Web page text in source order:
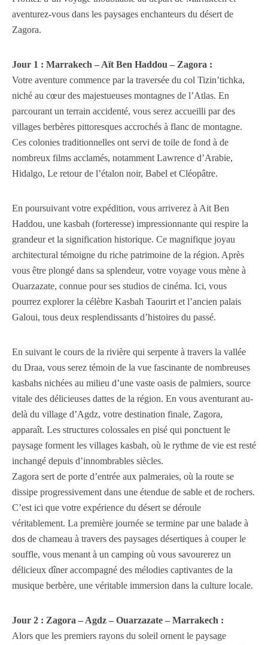
aventurez-vous dans les paysages enchanteurs du désert de
Zagora.
Jour 1 : Marrakech – Aït Ben Haddou – Zagora :
Votre aventure commence par la traversée du col Tizin’tichka,
niché au cœur des majestueuses montagnes de l’Atlas. En
parcourant un terrain accidenté, vous serez accueilli par des
villages berbères pittoresques accrochés à flanc de montagne.
Ces colonies traditionnelles ont servi de toile de fond à de
nombreux films acclamés, notamment Lawrence d’Arabie,
Hidalgo, Le retour de l’étalon noir, Babel et Cléopâtre.
En poursuivant votre expédition, vous arriverez à Ait Ben
Haddou, une kasbah (forteresse) impressionnante qui respire la
grandeur et la signification historique. Ce magnifique joyau
architectural témoigne du riche patrimoine de la région. Après
vous être plongé dans sa splendeur, votre voyage vous mène à
Ouarzazate, connue pour ses studios de cinéma. Ici, vous
pourrez explorer la célèbre Kasbah Taourirt et l’ancien palais
Galoui, tous deux resplendissants d’histoires du passé.
En suivant le cours de la rivière qui serpente à travers la vallée
du Draa, vous serez témoin de la vue fascinante de nombreuses
kasbahs nichées au milieu d’une vaste oasis de palmiers, source
vitale des délicieuses dattes de la région. En vous aventurant au-
delà du village d’Agdz, votre destination finale, Zagora,
apparaît. Les structures colossales en pisé qui ponctuent le
paysage forment les villages kasbah, où le rythme de vie est resté
inchangé depuis d’innombrables siècles.
Zagora sert de porte d’entrée aux palmeraies, où la route se
dissipe progressivement dans une étendue de sable et de rochers.
C’est ici que votre expérience du désert se déroule
véritablement. La première journée se termine par une balade à
dos de chameau à travers des paysages désertiques à couper le
souffle, vous menant à un camping où vous savourerez un
délicieux dîner accompagné des mélodies captivantes de la
musique berbère, une véritable immersion dans la culture locale.
Jour 2 : Zagora – Agdz – Ouarzazate – Marrakech :
Alors que les premiers rayons du soleil ornent le paysage